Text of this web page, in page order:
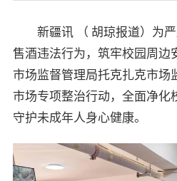
新疆讯 （ 胡琼报道）为
售酒违法行为，筑牢校园周边
市场监督管理局托克扎克市场
市场专项整治行动，全面净化
守护未成年人身心健康。